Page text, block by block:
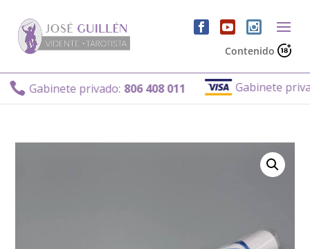
Contenido
Gabinete privado: 806 408 011 Gabinete